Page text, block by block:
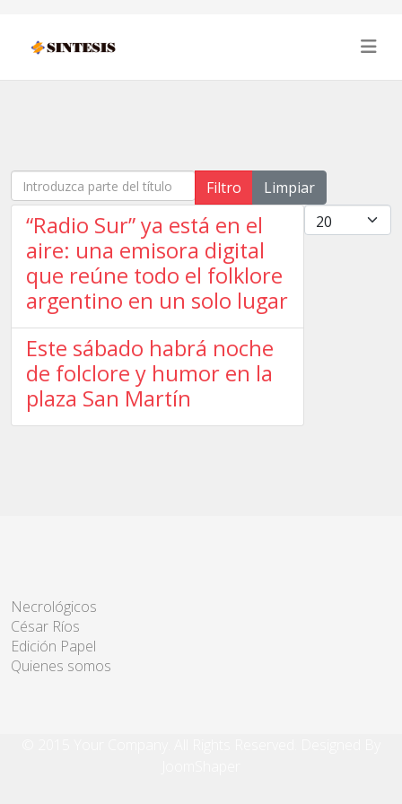
Introduzca parte del título Filtro
Limpiar
Cantidad
“Radio Sur” ya está en el
aire: una emisora digital
que reúne todo el folklore
argentino en un solo lugar
Este sábado habrá noche
de folclore y humor en la
plaza San Martín
Necrológicos
César Ríos
Edición Papel
Quienes somos